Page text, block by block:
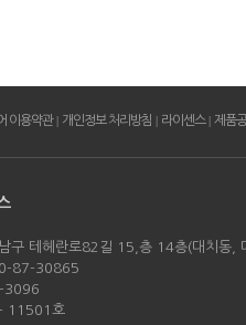
이용약관| 개인정보 처리방침 | 라이센스| 제품
구 테헤란로82길 15,층 14층(대치동,
87-30865
3096
- 11501호